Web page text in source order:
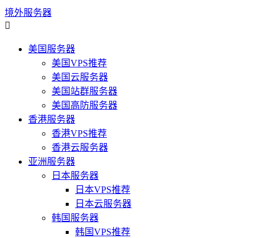
境外服务器

美国服务器
美国VPS推荐
美国云服务器
美国站群服务器
美国高防服务器
香港服务器
香港VPS推荐
香港云服务器
亚洲服务器
日本服务器
日本VPS推荐
日本云服务器
韩国服务器
韩国VPS推荐